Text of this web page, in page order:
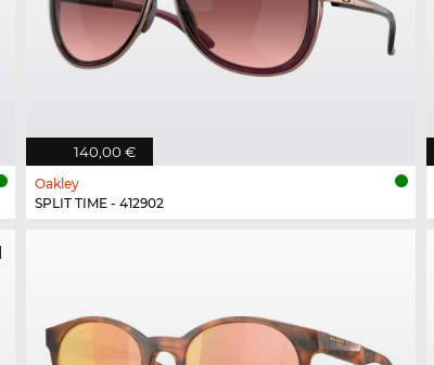
140,00 €
Oakley
SPLIT TIME - 412902